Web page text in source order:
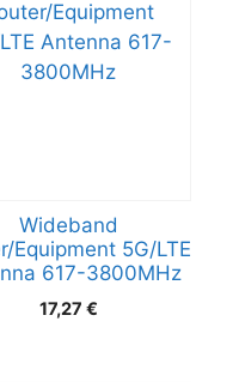
Wideband
Equipment 5G/LTE
617-3800MHz
17,27 €